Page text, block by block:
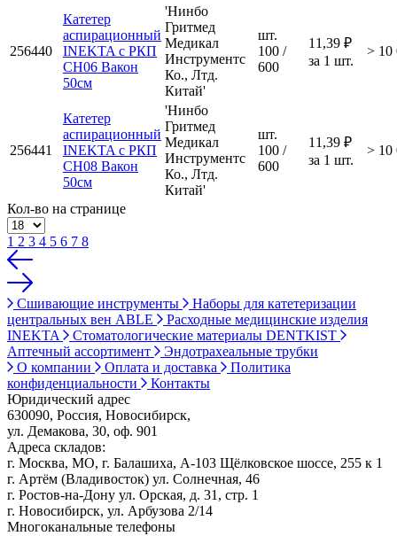
256440
Катетер
аспирационный
INEKTA с РКП
CH06 Вакон
50см
'Нинбо
Гритмед
Медикал
Инструментс
Ко., Лтд.
Китай'
шт.
100 /
600
11,39 ₽
за 1 шт.
> 10
256441
Катетер
аспирационный
INEKTA с РКП
CH08 Вакон
50см
'Нинбо
Гритмед
Медикал
Инструментс
Ко., Лтд.
Китай'
шт.
100 /
600
11,39 ₽
за 1 шт.
> 10
Кол-во на странице
1 2 3 4 5 6 7 8
Сшивающие инструменты
Наборы для катетеризации
центральных вен ABLE
Расходные медицинские изделия
INEKTA
Стоматологические материалы DENTKIST
Аптечный ассортимент
Эндотрахеальные трубки
О компании
Оплата и доставка
Политика
конфиденциальности
Контакты
Юридический адрес
630090, Россия, Новосибирск,
ул. Демакова, 30, оф. 901
Адреса складов:
г. Москва, МО, г. Балашиха, А-103 Щёлковское шоссе, 255 к 1
г. Артём (Владивосток) ул. Солнечная, 46
г. Ростов-на-Дону ул. Орская, д. 31, стр. 1
г. Новосибирск, ул. Арбузова 2/14
Многоканальные телефоны